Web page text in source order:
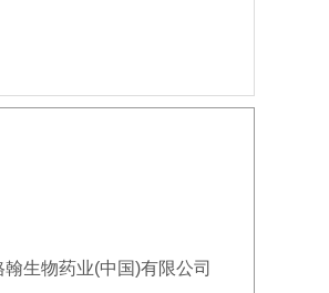
生物药业(中国)有限公司